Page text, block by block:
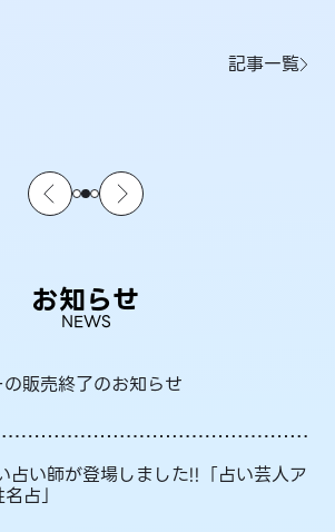
記事一覧
お知らせ
NEWS
販売終了のお知らせ
占い師が登場しました!!「占い芸人ア
占」